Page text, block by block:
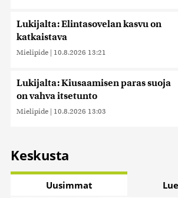
Lukijalta: Elintasovelan kasvu on
katkaistava
Mielipide | 10.8.2026 13:21
Lukijalta: Kiusaamisen paras suoja
on vahva itsetunto
Mielipide | 10.8.2026 13:03
Keskusta
Uusimmat